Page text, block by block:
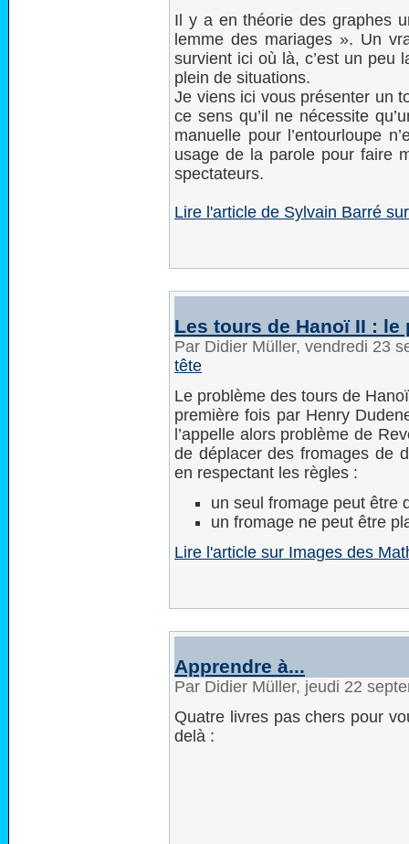
Il y a en théorie des graphes
lemme des mariages ». Un
survient ici où là, c’est un peu
plein de situations.
Je viens ici vous présenter un
ce sens qu’il ne nécessite
manuelle pour l’entourloupe
usage de la parole pour faire
spectateurs.
Lire l'article de Sylvain Barré
Les tours de Hanoï II :
Par Didier Müller, vendredi 23
tête
Le problème des tours de
première fois par Henry
l’appelle alors problème de
de déplacer des fromages de
en respectant les règles :
un seul fromage peut être
un fromage ne peut être
Lire l'article sur Images des
Apprendre à...
Par Didier Müller, jeudi 22
Quatre livres pas chers pour
delà :